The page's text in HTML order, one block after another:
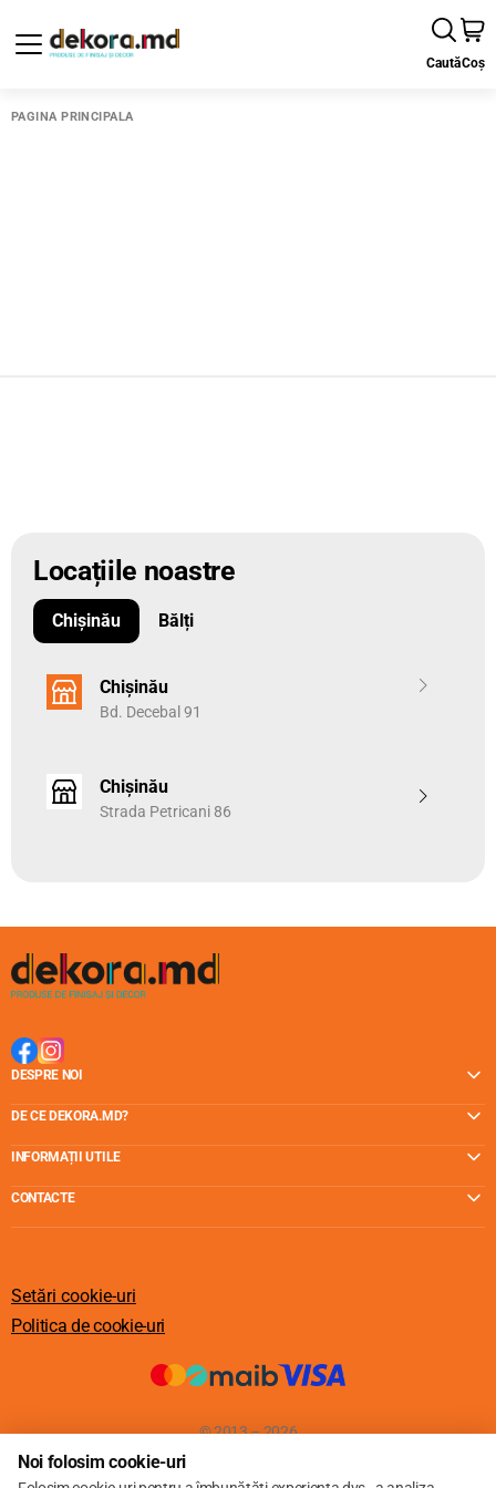
CautăCoș
PAGINA PRINCIPALĂ
Locațiile noastre
Chișinău Bălți
Chișinău
Bd. Decebal 91
Chișinău
Strada Petricani 86
DESPRE NOI
DE CE DEKORA.MD?
INFORMAȚII UTILE
CONTACTE
Setări cookie-uri
Politica de cookie-uri
© 2013 – 2026
Noi folosim cookie-uri